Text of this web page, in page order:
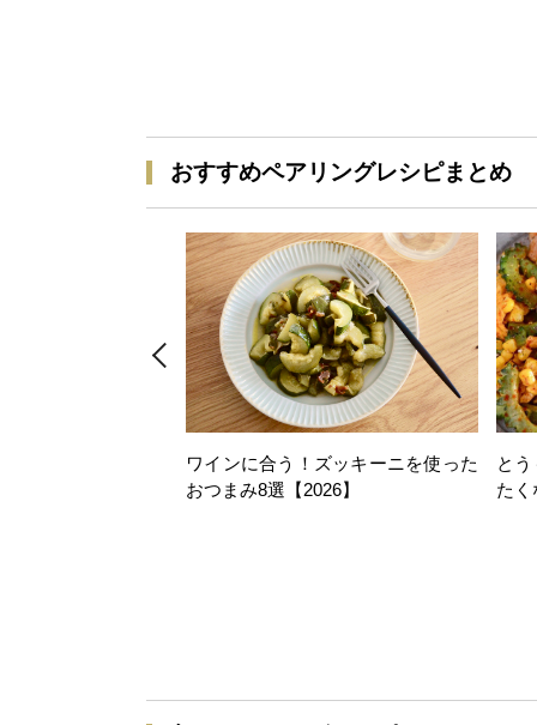
おすすめペアリングレシピまとめ
ワインに合う！ズッキーニを使った
おつまみ8選【2026】
と
たく